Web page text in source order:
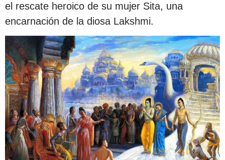
el rescate heroico de su mujer Sita, una
encarnación de la diosa Lakshmi.